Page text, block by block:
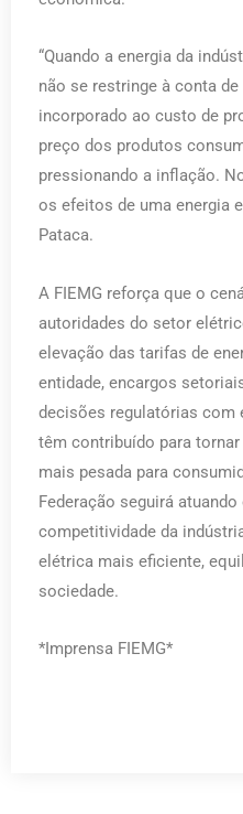
“Quando a energia da
não se restringe à conta
incorporado ao custo de
preço dos produtos
pressionando a inflação.
os efeitos de uma energia
Pataca.
A FIEMG reforça que o
autoridades do setor
elevação das tarifas de
entidade, encargos
decisões regulatórias com
têm contribuído para
mais pesada para
Federação seguirá
competitividade da
elétrica mais eficiente,
sociedade.
*Imprensa FIEMG*